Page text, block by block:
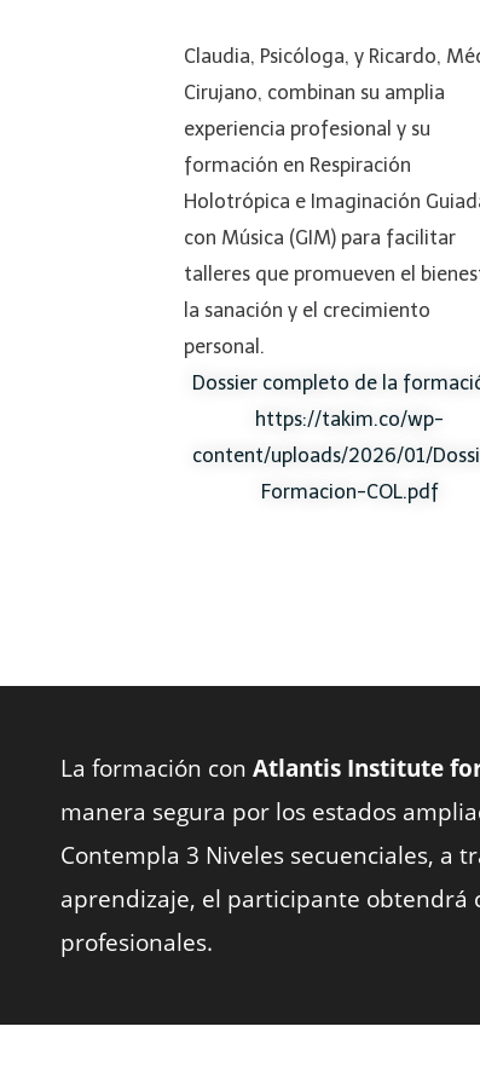
Claudia, Psicóloga, y Ricardo,
Cirujano, combinan su amplia
experiencia profesional y su
formación en Respiración
Holotrópica e Imaginación
con Música (GIM) para facilitar
talleres que promueven el
la sanación y el crecimiento
personal.
Dossier completo de la
https://takim.co/wp-
content/uploads/2026/01/
Formacion-COL.pdf
La formación con Atlantis Institute
manera segura por los estados
Contempla 3 Niveles secuenciales, a
aprendizaje, el participante obtendrá
profesionales.